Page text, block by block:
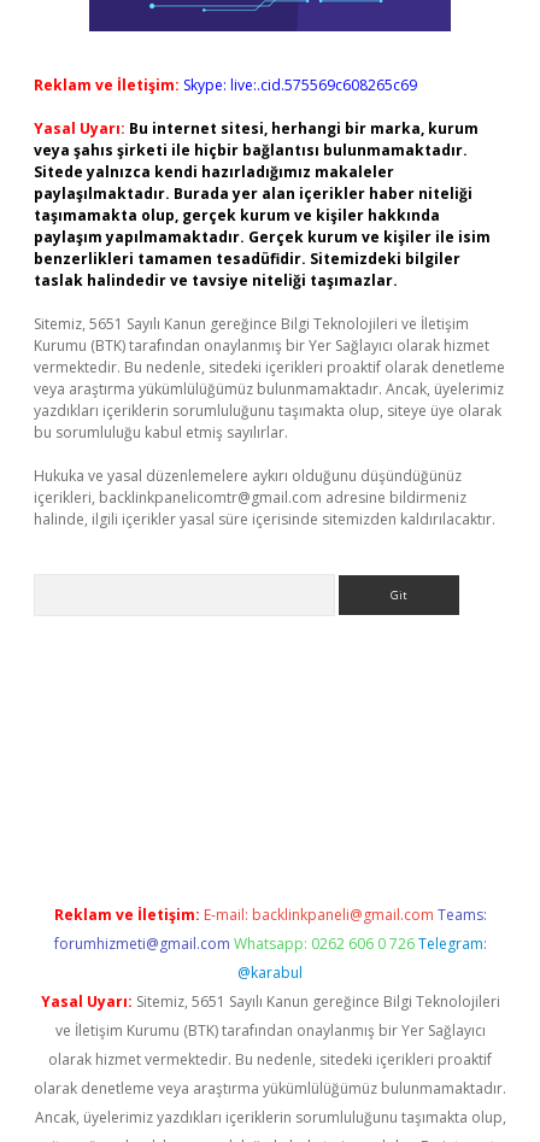
Reklam ve İletişim: Skype: live:.cid.575569c608265c69
Yasal Uyarı: Bu internet sitesi, herhangi bir marka, kurum
veya şahıs şirketi ile hiçbir bağlantısı bulunmamaktadır.
Sitede yalnızca kendi hazırladığımız makaleler
paylaşılmaktadır. Burada yer alan içerikler haber niteliği
taşımamakta olup, gerçek kurum ve kişiler hakkında
paylaşım yapılmamaktadır. Gerçek kurum ve kişiler ile isim
benzerlikleri tamamen tesadüfidir. Sitemizdeki bilgiler
taslak halindedir ve tavsiye niteliği taşımazlar.
Sitemiz, 5651 Sayılı Kanun gereğince Bilgi Teknolojileri ve İletişim
Kurumu (BTK) tarafından onaylanmış bir Yer Sağlayıcı olarak hizmet
vermektedir. Bu nedenle, sitedeki içerikleri proaktif olarak denetleme
veya araştırma yükümlülüğümüz bulunmamaktadır. Ancak, üyelerimiz
yazdıkları içeriklerin sorumluluğunu taşımakta olup, siteye üye olarak
bu sorumluluğu kabul etmiş sayılırlar.
Hukuka ve yasal düzenlemelere aykırı olduğunu düşündüğünüz
içerikleri, backlinkpanelicomtr@gmail.com adresine bildirmeniz
halinde, ilgili içerikler yasal süre içerisinde sitemizden kaldırılacaktır.
Reklam ve İletişim: E-mail: backlinkpaneli@gmail.com Teams:
forumhizmeti@gmail.com Whatsapp: 0262 606 0 726 Telegram:
@karabul
Yasal Uyarı: Sitemiz, 5651 Sayılı Kanun gereğince Bilgi Teknolojileri
ve İletişim Kurumu (BTK) tarafından onaylanmış bir Yer Sağlayıcı
olarak hizmet vermektedir. Bu nedenle, sitedeki içerikleri proaktif
olarak denetleme veya araştırma yükümlülüğümüz bulunmamaktadır.
Ancak, üyelerimiz yazdıkları içeriklerin sorumluluğunu taşımakta olup,